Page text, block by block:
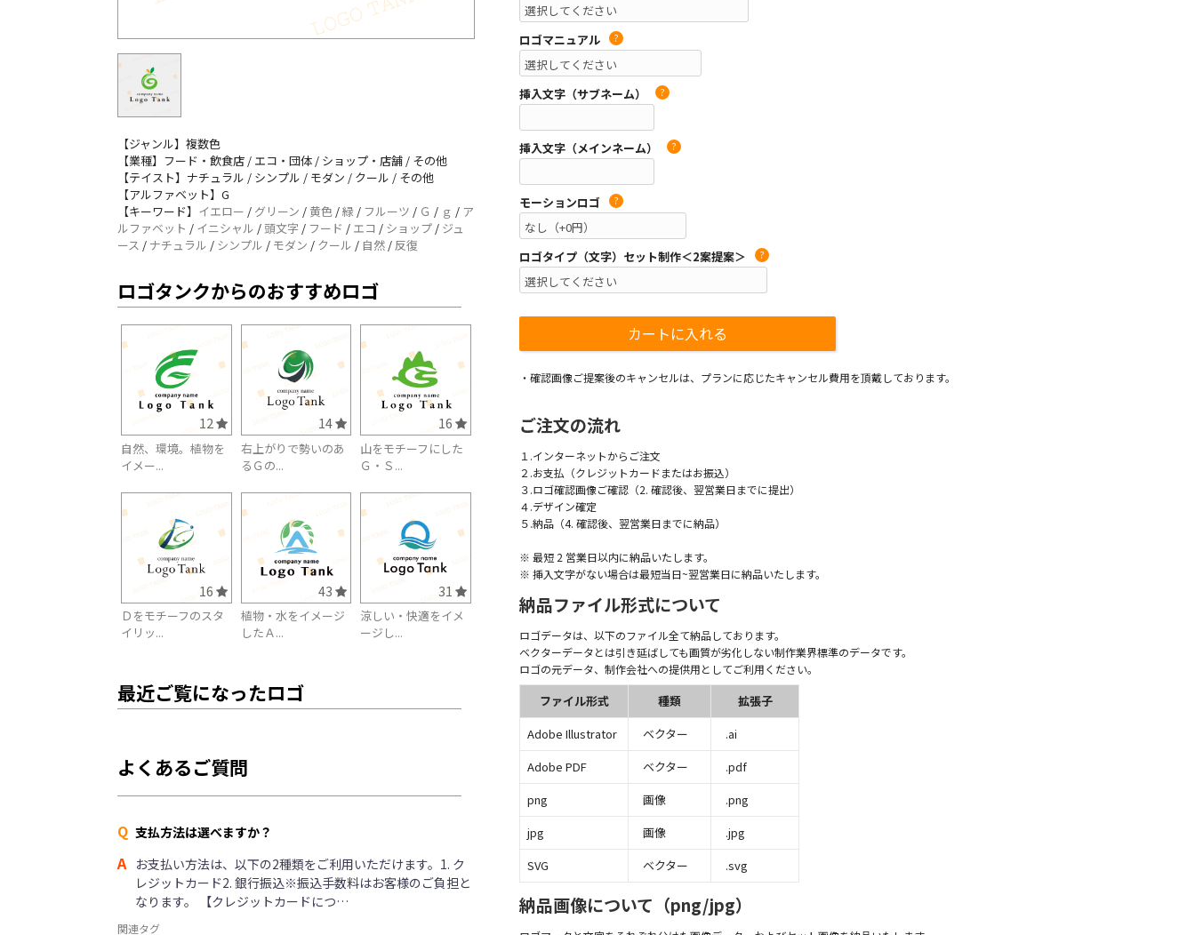
【ジャンル】複数色
【業種】フード・飲食店 / エコ・団体 / ショップ・店舗 / その他
【テイスト】ナチュラル / シンプル / モダン / クール / その他
【アルファベット】G
【キーワード】 イエロー / グリーン /黄色 /緑 / フルーツ / Ｇ / ｇ / ア
ルファベット / イニシャル / 頭文字 / フード / エコ / ショップ / ジュ
ース / ナチュラル / シンプル / モダン / クール / 自然 /反復
ロゴタンクからのおすすめロゴ
12
自然、環境。植物を
イメー...
14
右上がりで勢いのあ
るＧの...
16
山をモチーフにした
Ｇ・Ｓ...
16
Ｄをモチーフのスタ
イリッ...
43
植物・水をイメージ
したＡ...
31
涼しい・快適をイメ
ージし...
最近ご覧になったロゴ
よくあるご質問
Q 支払方法は選べますか？
A お支払い方法は、以下の2種類をご利用いただけます。1. ク
レジットカード2. 銀行振込※振込手数料はお客様のご負担と
なります。 【クレジットカードにつ…
関連タグ
ロゴマニュアル ?
挿入文字（サブネーム） ?
挿入文字（メインネーム） ?
モーションロゴ ?
ロゴタイプ（文字）セット制作＜2案提案＞ ?
・確認画像ご提案後のキャンセルは、プランに応じたキャンセル費用を頂戴しております。
ご注文の流れ
１.インターネットからご注文
２.お支払（クレジットカードまたはお振込）
３.ロゴ確認画像ご確認（2. 確認後、翌営業日までに提出）
４.デザイン確定
５.納品（4. 確認後、翌営業日までに納品）
※ 最短 2 営業日以内に納品いたします。
※ 挿入文字がない場合は最短当日~翌営業日に納品いたします。
納品ファイル形式について
ロゴデータは、以下のファイル全て納品しております。
ベクターデータとは引き延ばしても画質が劣化しない制作業界標準のデータです。
ロゴの元データ、制作会社への提供用としてご利用ください。
ファイル形式 種類
拡張子
Adobe Illustrator
ベクター
.ai
Adobe PDF
ベクター
.pdf
png
画像
.png
jpg
画像
.jpg
SVG
ベクター .svg
納品画像について（png/jpg）